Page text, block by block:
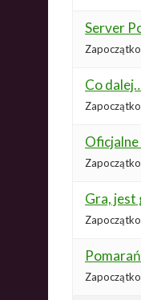
Server
Co
Gra, jest